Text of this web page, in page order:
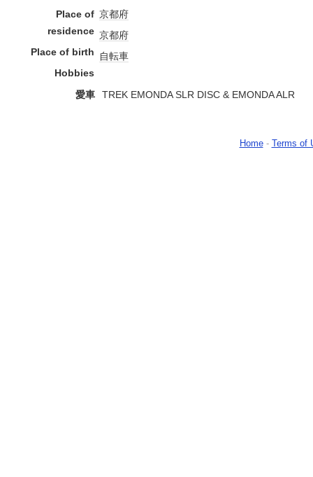
Place of
residence
京都府
Place of birth
京都府
Hobbies
自転車
愛車 TREK EMONDA SLR DISC & EMONDA ALR
Home- Terms of